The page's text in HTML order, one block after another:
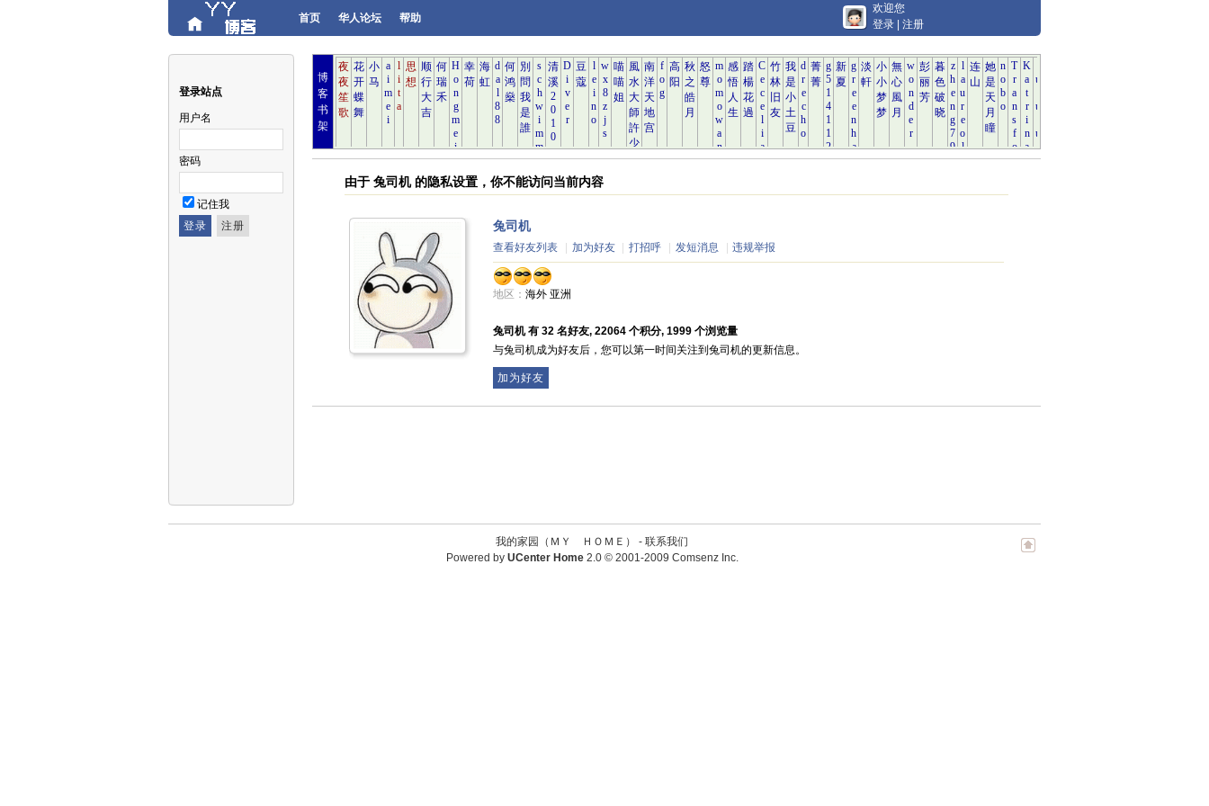
首页 华人论坛 帮助
欢迎您
登录
注册
登录站点
用户名
密码
记住我
博
客
书
架
由于 兔司机 的隐私设置，你不能访问当前内容
兔司机
查看好友列表 加为好友 打招呼 发短消息 违规举报
地区： 海外 亚洲
兔司机 有 32 名好友, 22064 个积分, 1999 个浏览量
与兔司机成为好友后，您可以第一时间关注到兔司机的更新信息。
加为好友
我的家园（ＭＹ ＨＯＭＥ） - 联系我们
Powered by UCenter Home 2.0© 2001-2009 Comsenz Inc.